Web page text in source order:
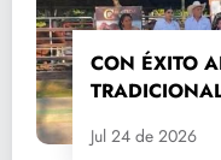
CON ÉXITO
Jul 24 de 2026